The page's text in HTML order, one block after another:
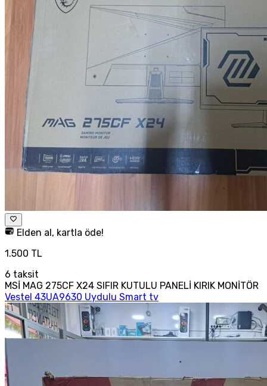
Elden al, kartla öde!
1.500 TL
6 taksit
MSİ MAG 275CF X24 SIFIR KUTULU PANELİ KIRIK MONİTÖR
Vestel 43UA9630 Uydulu Smart tv